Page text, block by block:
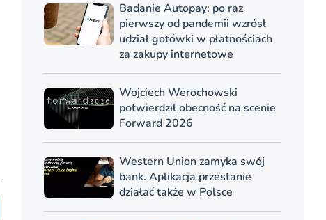
Badanie Autopay: po raz
pierwszy od pandemii wzrósł
udział gotówki w płatnościach
za zakupy internetowe
Wojciech Werochowski
potwierdził obecność na scenie
Forward 2026
Western Union zamyka swój
bank. Aplikacja przestanie
działać także w Polsce